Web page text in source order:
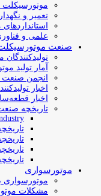
موتورسیکلت
تعمیر و
علمی و
صنعت
آمار تولید
انجمن صنعت
اخبار
اخبار
تاریخچه
موتورسواری
موتورسواری
مشکلات